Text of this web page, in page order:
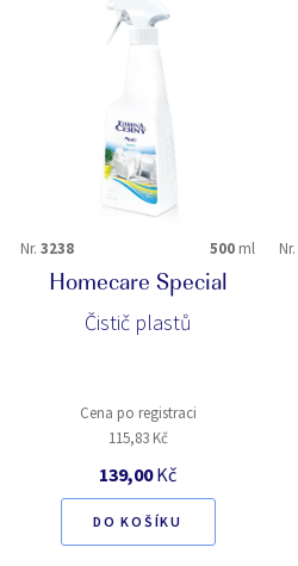
Nr. 3238 500 ml
Homecare Special
Čistič plastů
Cena po registraci
115,83 Kč
139,00Kč
DO KOŠÍKU
Nr.